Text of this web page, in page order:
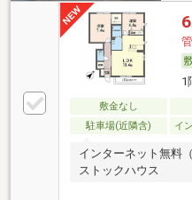
1
敷金なし
駐車場(近隣含)
イ
インターネット無料
ストックハウス